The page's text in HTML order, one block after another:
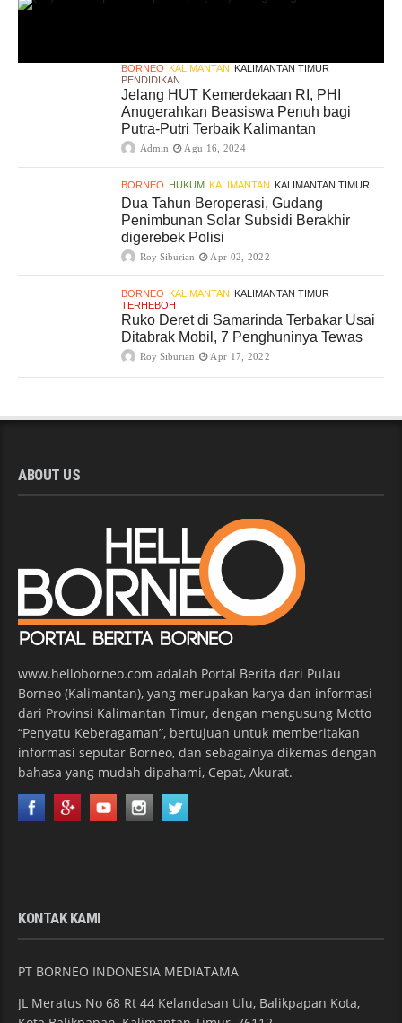
BORNEO KALIMANTAN KALIMANTAN TIMUR
PENDIDIKAN
Jelang HUT Kemerdekaan RI, PHI
Anugerahkan Beasiswa Penuh bagi
Putra-Putri Terbaik Kalimantan
Admin Agu 16, 2024
BORNEO HUKUM KALIMANTAN KALIMANTAN TIMUR
Dua Tahun Beroperasi, Gudang
Penimbunan Solar Subsidi Berakhir
digerebek Polisi
Roy Siburian Apr 02, 2022
BORNEO KALIMANTAN KALIMANTAN TIMUR
TERHEBOH
Ruko Deret di Samarinda Terbakar Usai
Ditabrak Mobil, 7 Penghuninya Tewas
Roy Siburian Apr 17, 2022
ABOUT US
www.helloborneo.com adalah Portal Berita dari Pulau
Borneo (Kalimantan), yang merupakan karya dan informasi
dari Provinsi Kalimantan Timur, dengan mengusung Motto
“Penyatu Keberagaman”, bertujuan untuk memberitakan
informasi seputar Borneo, dan sebagainya dikemas dengan
bahasa yang mudah dipahami, Cepat, Akurat.
KONTAK KAMI
PT BORNEO INDONESIA MEDIATAMA
JL Meratus No 68 Rt 44 Kelandasan Ulu, Balikpapan Kota,